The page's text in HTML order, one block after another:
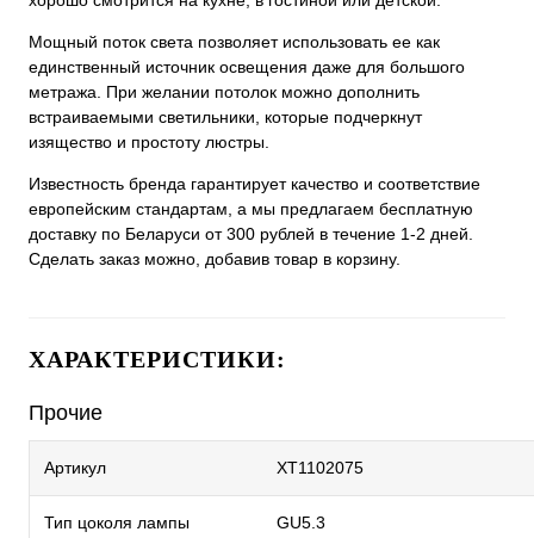
Мощный поток света позволяет использовать ее как
единственный источник освещения даже для большого
метража. При желании потолок можно дополнить
встраиваемыми светильники, которые подчеркнут
изящество и простоту люстры.
Известность бренда гарантирует качество и соответствие
европейским стандартам, а мы предлагаем бесплатную
доставку по Беларуси от 300 рублей в течение 1-2 дней.
Сделать заказ можно, добавив товар в корзину.
ХАРАКТЕРИСТИКИ:
Прочие
Артикул XT1102075
Тип цоколя лампы GU5.3